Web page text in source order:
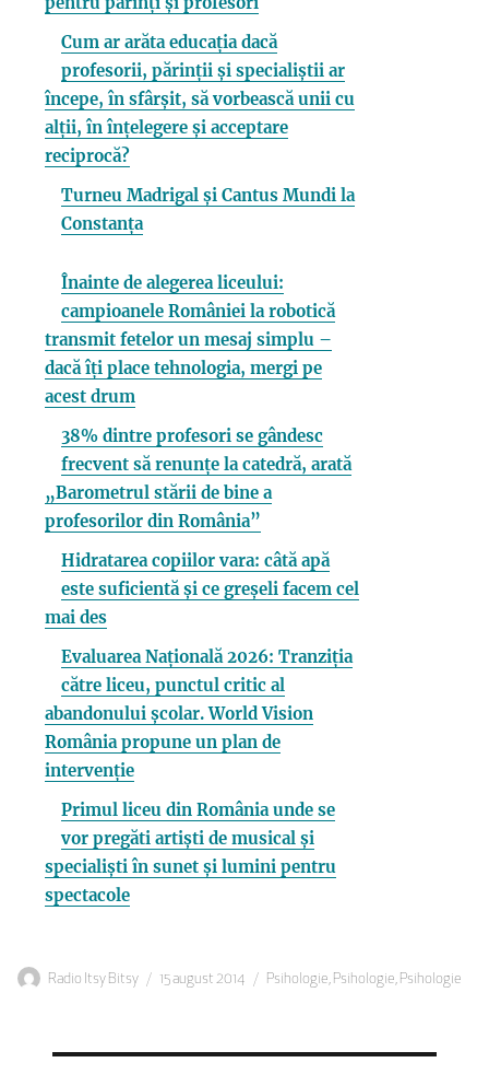
Cum ar arăta educația dacă
profesorii, părinții și specialiștii ar
începe, în sfârșit, să vorbească unii cu
alții, în înțelegere și acceptare
reciprocă?
Turneu Madrigal și Cantus Mundi la
Constanța
Înainte de alegerea liceului:
campioanele României la robotică
transmit fetelor un mesaj simplu –
dacă îți place tehnologia, mergi pe
acest drum
38% dintre profesori se gândesc
frecvent să renunțe la catedră, arată
„Barometrul stării de bine a
profesorilor din România”
Hidratarea copiilor vara: câtă apă
este suficientă și ce greșeli facem cel
mai des
Evaluarea Națională 2026: Tranziția
către liceu, punctul critic al
abandonului școlar. World Vision
România propune un plan de
intervenție
Primul liceu din România unde se
vor pregăti artiști de musical și
specialiști în sunet și lumini pentru
spectacole
Autor
Radio Itsy Bitsy
Publicat
15 august 2014 Categorii
Psihologie, Psihologie, Psihologie